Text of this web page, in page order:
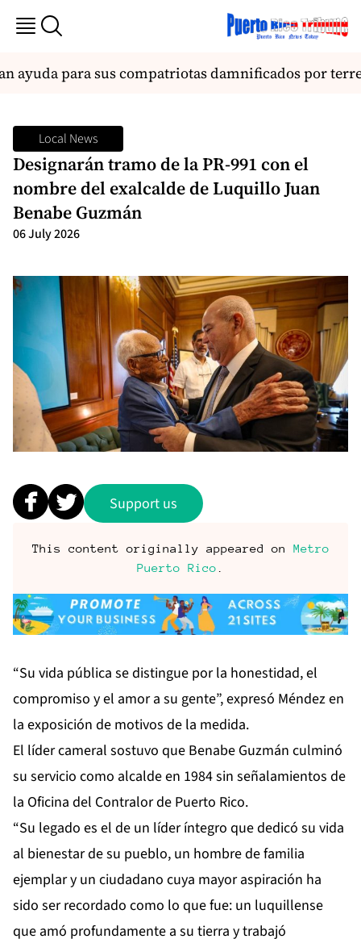
ayuda para sus compatriotas damnificados por
Local News
Designarán tramo de la PR-991 con el
nombre del exalcalde de Luquillo Juan
Benabe Guzmán
06 July 2026
Support us
This content originally appeared on Metro
Puerto Rico
“Su vida pública se distingue por la honestidad, el
compromiso y el amor a su gente”, expresó Méndez en
la exposición de motivos de la medida.
El líder cameral sostuvo que Benabe Guzmán culminó
su servicio como alcalde en 1984 sin señalamientos de
la Oficina del Contralor de Puerto Rico.
“Su legado es el de un líder íntegro que dedicó su vida
al bienestar de su pueblo, un hombre de familia
ejemplar y un ciudadano cuya mayor aspiración ha
sido ser recordado como lo que fue: un luquillense
que amó profundamente a su tierra y trabajó